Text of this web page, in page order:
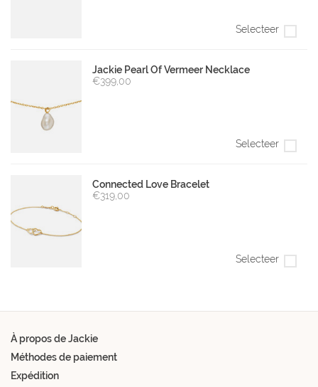
Selecteer
Jackie Pearl Of Vermeer Necklace
€399,00
Selecteer
Connected Love Bracelet
€319,00
Selecteer
À propos de Jackie
Méthodes de paiement
Expédition